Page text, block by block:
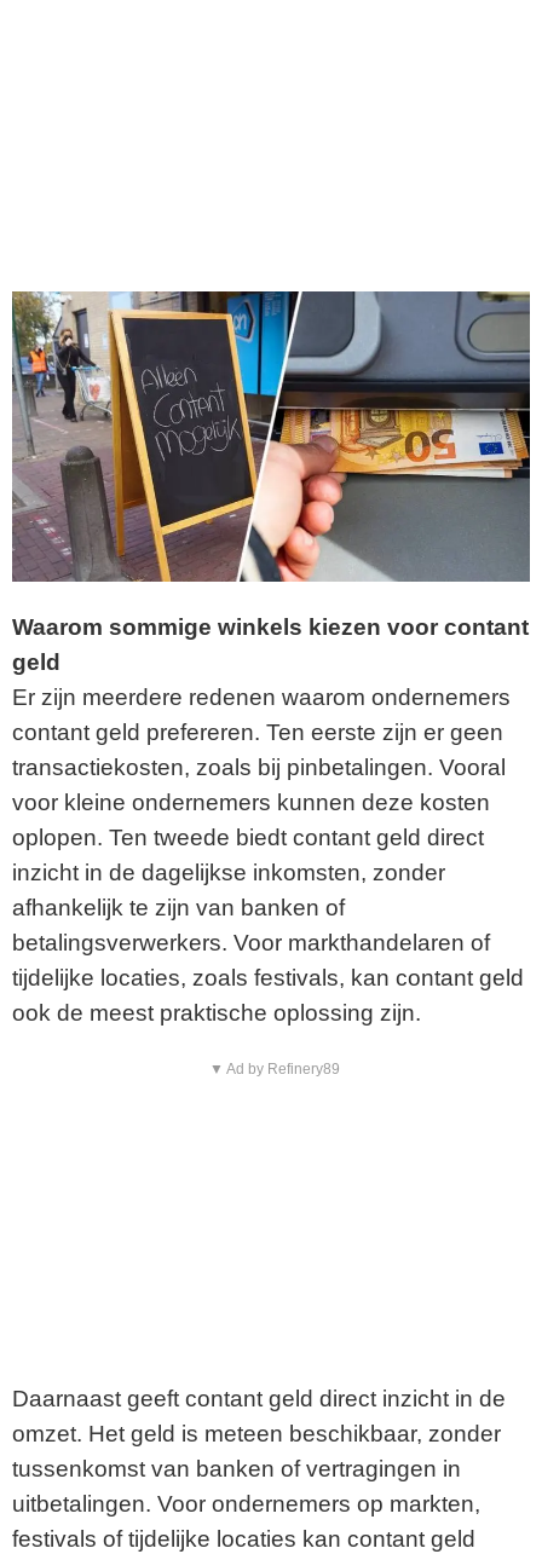
Waarom sommige winkels kiezen voor contant
geld
Er zijn meerdere redenen waarom ondernemers
contant geld prefereren. Ten eerste zijn er geen
transactiekosten, zoals bij pinbetalingen. Vooral
voor kleine ondernemers kunnen deze kosten
oplopen. Ten tweede biedt contant geld direct
inzicht in de dagelijkse inkomsten, zonder
afhankelijk te zijn van banken of
betalingsverwerkers. Voor markthandelaren of
tijdelijke locaties, zoals festivals, kan contant geld
ook de meest praktische oplossing zijn.
▼ Ad by Refinery89
Daarnaast geeft contant geld direct inzicht in de
omzet. Het geld is meteen beschikbaar, zonder
tussenkomst van banken of vertragingen in
uitbetalingen. Voor ondernemers op markten,
festivals of tijdelijke locaties kan contant geld